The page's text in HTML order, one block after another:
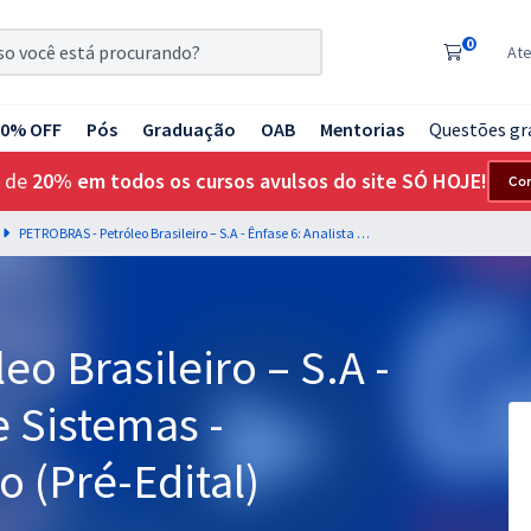
0
OFF Pós Graduação OAB Mentorias Questões
de 20% em todos os cursos avulsos do site SÓ HOJE!
PETROBRAS - Petróleo Brasileiro – S.A - Ênfase 6: Analista de Sistemas - Processo de Negócio (Pré-Edital)
Brasileiro – S.A -
Sistemas -
(Pré-Edital)